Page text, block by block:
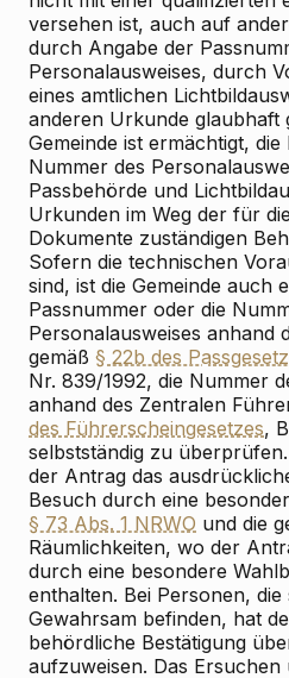
versehen ist, auch auf
durch Angabe der
Personalausweises, durch
eines amtlichen
anderen Urkunde glaubhaft
Gemeinde ist ermächtigt,
Nummer des
Passbehörde und
Urkunden im Weg der für
Dokumente zuständigen
Sofern die technischen
sind, ist die Gemeinde auch
Passnummer oder die
Personalausweises anhand
gemäß § 22b des
Nr. 839/1992, die Nummer
anhand des Zentralen
des Führerscheingesetzes,
selbstständig zu
der Antrag das
Besuch durch eine
§ 73 Abs. 1 NRWO und die
Räumlichkeiten, wo der
durch eine besondere
enthalten. Bei Personen,
Gewahrsam befinden, hat
behördliche Bestätigung
aufzuweisen. Das